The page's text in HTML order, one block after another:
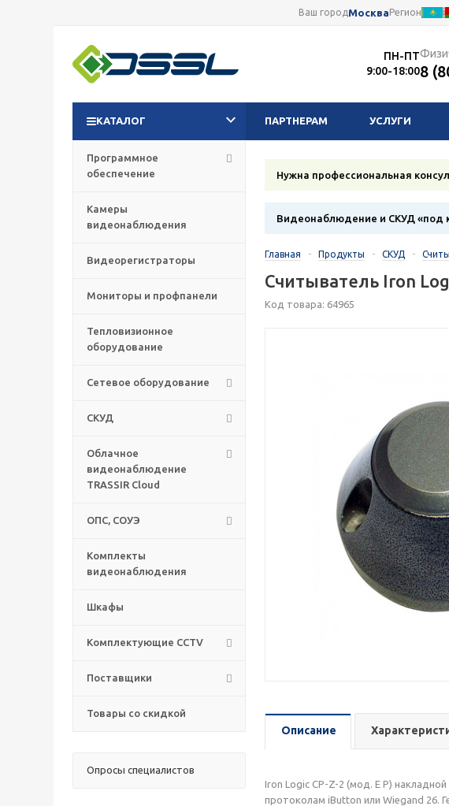
Ваш городМоскваРегион
ПН-ПТ
9:00-18:008
КАТАЛОГ ПАРТНЕРАМ УСЛУГИ
Программное
обеспечение
Камеры
видеонаблюдения
Видеорегистраторы
Мониторы и профпанели
Тепловизионное
оборудование
Сетевое оборудование
СКУД
Облачное
видеонаблюдение
TRASSIR Cloud
ОПС, СОУЭ
Комплекты
видеонаблюдения
Шкафы
Комплектующие CCTV
Поставщики
Товары со скидкой
Опросы специалистов
Нужна профессиональная
Видеонаблюдение и СКУД «под
Главная - Продукты - СКУД -
Считыватель Iron
Код товара: 64965
Описание
Iron Logic CP-Z-2 (мод. E P)
протоколам iButton или Wiegand 26.